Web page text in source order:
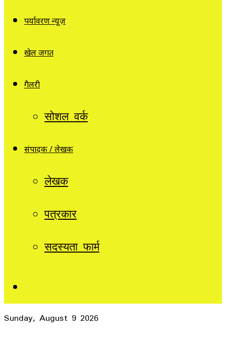
पर्यावरण न्यूज़
खेल जगत
गैलरी
सोशल वर्क
संपादक / लेखक
लेखक
पत्रकार
सदस्यता फार्म
Sunday, August 9 2026